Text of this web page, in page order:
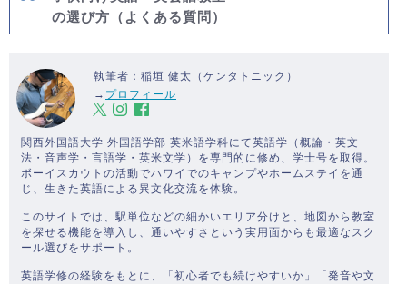
の選び方（よくある質問）
執筆者：稲垣 健太（ケンタトニック）
→ プロフィール
関西外国語大学 外国語学部 英米語学科にて英語学（概論・英文
法・音声学・言語学・英米文学）を専門的に修め、学士号を取得。
ボーイスカウトの活動でハワイでのキャンプやホームステイを通
じ、生きた英語による異文化交流を体験。
このサイトでは、駅単位などの細かいエリア分けと、地図から教室
を探せる機能を導入し、通いやすさという実用面からも最適なスク
ール選びをサポート。
英語学修の経験をもとに、「初心者でも続けやすいか」「発音や文